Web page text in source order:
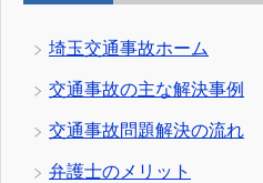
埼玉交通事故ホーム
交通事故の主な解決事例
交通事故問題解決の流れ
弁護士のメリット